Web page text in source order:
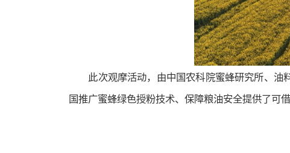
此次观摩活动，由中国农科院蜜蜂研究所、
国推广蜜蜂绿色授粉技术、保障粮油安全提供了可借